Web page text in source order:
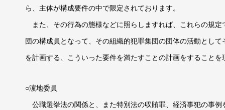
ら、主体が構成要件の中で限定されております。
また、その行為の態様などに照らしますれば、これらの規
団の構成員となって、その組織的犯罪集団の団体の活動とし
を計画する、こういった要件を満たすことの計画をすること
○濵地委員
公職選挙法の関係と、また特別法の収賄罪、経済事犯の事